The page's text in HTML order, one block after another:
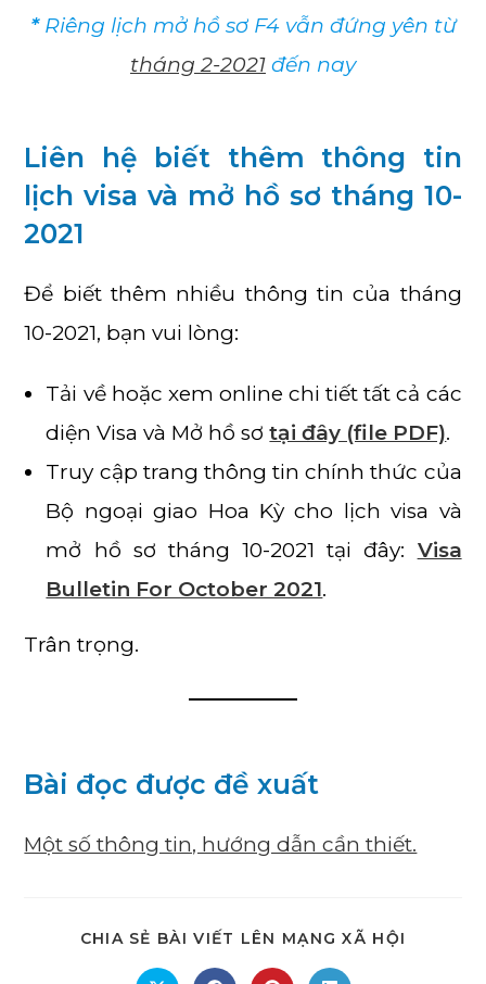
*Riêng lịch mở hồ sơ F4 vẫn đứng yên từ
tháng 2-2021 đến nay
Liên hệ biết thêm thông tin
lịch visa và mở hồ sơ tháng 10-
2021
Để biết thêm nhiều thông tin của tháng
10-2021, bạn vui lòng:
Tải về hoặc xem online chi tiết tất cả các
diện Visa và Mở hồ sơtại đây (file PDF).
Truy cập trang thông tin chính thức của
Bộ ngoại giao Hoa Kỳ cho lịch visa và
mở hồ sơ tháng 10-2021 tại đây: Visa
Bulletin For October 2021.
Trân trọng.
Bài đọc được đề xuất
Một số thông tin, hướng dẫn cần thiết.
CHIA SẺ BÀI VIẾT LÊN MẠNG XÃ HỘI